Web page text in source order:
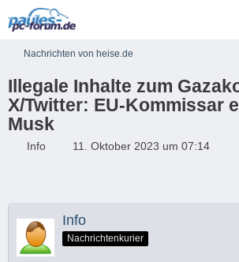
Nachrichten von heise.de
Illegale Inhalte zum
X/Twitter: EU-Kommissar
Musk
Info 11. Oktober 2023 um 07:14
Info
Nachrichtenkurier